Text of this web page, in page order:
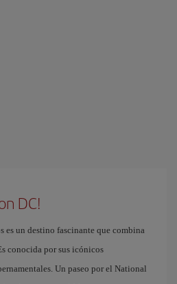
DC!
es un destino fascinante que combina
conocida por sus icónicos
Un paseo por el National